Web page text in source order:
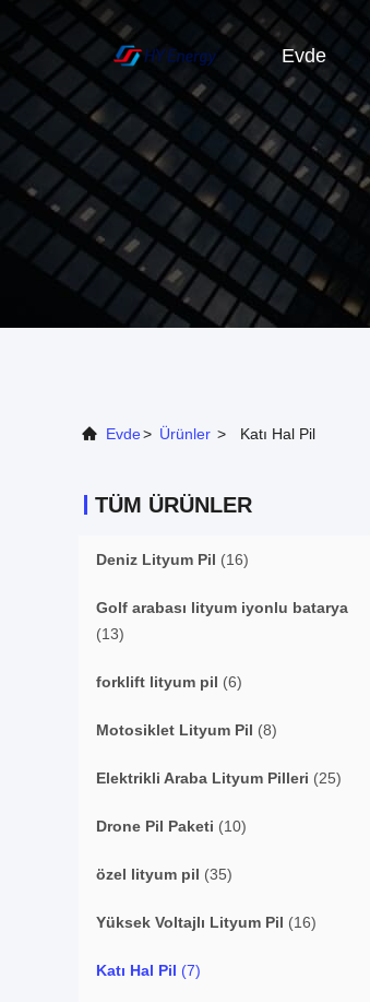
Evde
Evde> Ürünler > Katı Hal Pil
TÜM ÜRÜNLER
Deniz Lityum Pil (16)
Golf arabası lityum iyonlu batarya
(13)
forklift lityum pil (6)
Motosiklet Lityum Pil (8)
Elektrikli Araba Lityum Pilleri (25)
Drone Pil Paketi (10)
özel lityum pil (35)
Yüksek Voltajlı Lityum Pil (16)
Katı Hal Pil (7)